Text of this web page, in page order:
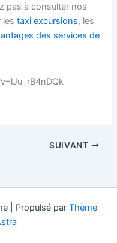
pas à consulter nos
lestaxi excursions, les
des services de
SUIVANT
| Propulsé par Thème